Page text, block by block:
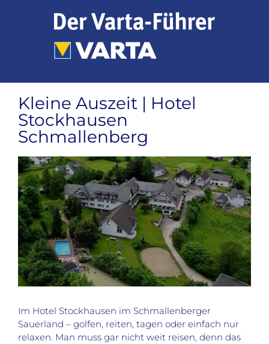
Kleine Auszeit | Hotel
Stockhausen
Schmallenberg
Zeige
grösseres
Bild
Im Hotel Stockhausen im Schmallenberger
Sauerland – golfen, reiten, tagen oder einfach nur
relaxen. Man muss gar nicht weit reisen, denn das